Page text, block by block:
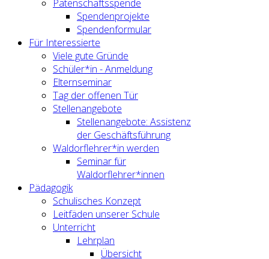
Patenschaftsspende
Spendenprojekte
Spendenformular
Für Interessierte
Viele gute Gründe
Schüler*in - Anmeldung
Elternseminar
Tag der offenen Tür
Stellenangebote
Stellenangebote: Assistenz
der Geschäftsführung
Waldorflehrer*in werden
Seminar für
Waldorflehrer*innen
Pädagogik
Schulisches Konzept
Leitfäden unserer Schule
Unterricht
Lehrplan
Übersicht